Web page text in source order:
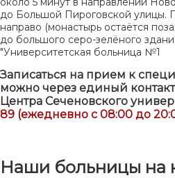
до Большой Пироговской улицы.
направо (монастырь остаётся
до большого серо-зелёного
"Университетская больница №1
Записаться на прием к
можно через единый
Центра Сеченовского
89 (ежедневно с 08:00 до
Наши больницы на